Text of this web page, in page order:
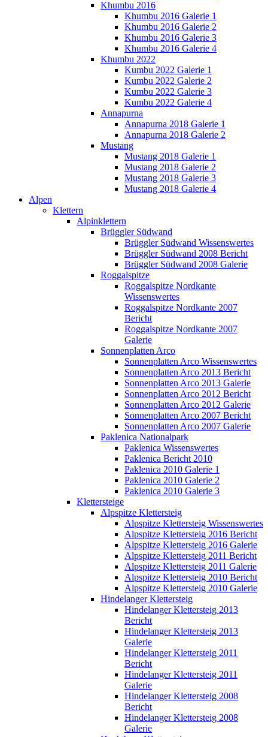
Khumbu 2016
Khumbu 2016 Galerie 1
Khumbu 2016 Galerie 2
Khumbu 2016 Galerie 3
Khumbu 2016 Galerie 4
Khumbu 2022
Kumbu 2022 Galerie 1
Kumbu 2022 Galerie 2
Kumbu 2022 Galerie 3
Kumbu 2022 Galerie 4
Annapurna
Annapurna 2018 Galerie 1
Annapurna 2018 Galerie 2
Mustang
Mustang 2018 Galerie 1
Mustang 2018 Galerie 2
Mustang 2018 Galerie 3
Mustang 2018 Galerie 4
Alpen
Klettern
Alpinklettern
Brüggler Südwand
Brüggler Südwand Wissenswertes
Brüggler Südwand 2008 Bericht
Brüggler Südwand 2008 Galerie
Roggalspitze
Roggalspitze Nordkante
Wissenswertes
Roggalspitze Nordkante 2007
Bericht
Roggalspitze Nordkante 2007
Galerie
Sonnenplatten Arco
Sonnenplatten Arco Wissenswertes
Sonnenplatten Arco 2013 Bericht
Sonnenplatten Arco 2013 Galerie
Sonnenplatten Arco 2012 Bericht
Sonnenplatten Arco 2012 Galerie
Sonnenplatten Arco 2007 Bericht
Sonnenplatten Arco 2007 Galerie
Paklenica Nationalpark
Paklenica Wissenswertes
Paklenica Bericht 2010
Paklenica 2010 Galerie 1
Paklenica 2010 Galerie 2
Paklenica 2010 Galerie 3
Klettersteige
Alpspitze Klettersteig
Alpspitze Klettersteig Wissenswertes
Alpspitze Klettersteig 2016 Bericht
Alpspitze Klettersteig 2016 Galerie
Alpspitze Klettersteig 2011 Bericht
Alpspitze Klettersteig 2011 Galerie
Alpspitze Klettersteig 2010 Bericht
Alpspitze Klettersteig 2010 Galerie
Hindelanger Klettersteig
Hindelanger Klettersteig 2013
Bericht
Hindelanger Klettersteig 2013
Galerie
Hindelanger Klettersteig 2011
Bericht
Hindelanger Klettersteig 2011
Galerie
Hindelanger Klettersteig 2008
Bericht
Hindelanger Klettersteig 2008
Galerie